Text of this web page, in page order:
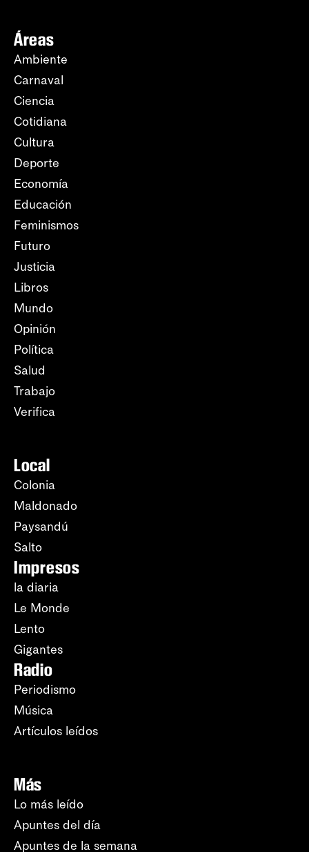
Áreas
Ambiente
Carnaval
Ciencia
Cotidiana
Cultura
Deporte
Economía
Educación
Feminismos
Futuro
Justicia
Libros
Mundo
Opinión
Política
Salud
Trabajo
Verifica
Local
Colonia
Maldonado
Paysandú
Salto
Impresos
la diaria
Le Monde
Lento
Gigantes
Radio
Periodismo
Música
Artículos leídos
Más
Lo más leído
Apuntes del día
Apuntes de la semana